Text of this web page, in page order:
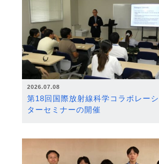
2026.07.08
第18回国際放射線科学コラボレー
ターセミナーの開催